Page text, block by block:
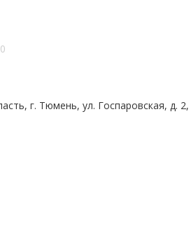
0
г. Тюмень, ул. Госпаровская, д. 2,